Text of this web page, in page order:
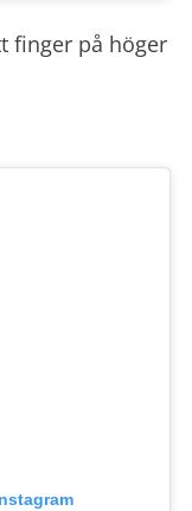
finger på höger